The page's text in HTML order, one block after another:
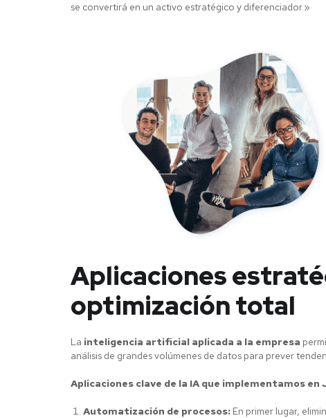
se convertirá en un activo estratégico y diferenciador.»
Aplicaciones
optimización total
La inteligencia artificial aplicada a la empresa
análisis de grandes volúmenes de datos para prever
Aplicaciones clave de la IA que implementamos en
Automatización de procesos: En primer lugar,